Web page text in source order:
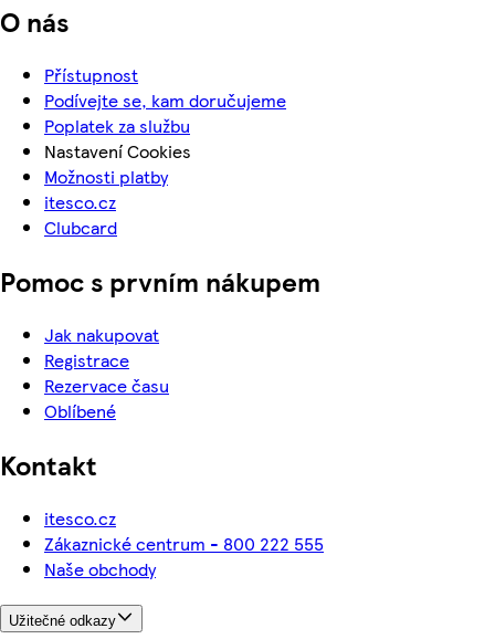
O nás
Přístupnost
Podívejte se, kam doručujeme
Poplatek za službu
Nastavení Cookies
Možnosti platby
itesco.cz
Clubcard
Pomoc s prvním nákupem
Jak nakupovat
Registrace
Rezervace času
Oblíbené
Kontakt
itesco.cz
Zákaznické centrum - 800 222 555
Naše obchody
Užitečné odkazy